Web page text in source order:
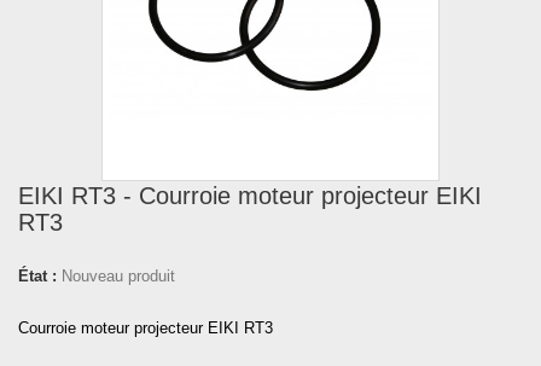
EIKI RT3 - Courroie moteur projecteur EIKI
RT3
État : Nouveau produit
Courroie moteur projecteur EIKI RT3